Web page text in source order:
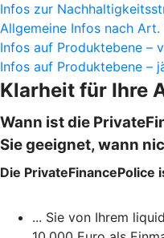
Infos zur
Allgemeine Infos nach Art.
Infos auf Produktebene –
Infos auf Produktebene –
Klarheit für Ihre
Wann ist die
Sie geeignet, wann
Die PrivateFinancePolice
... Sie von Ihrem